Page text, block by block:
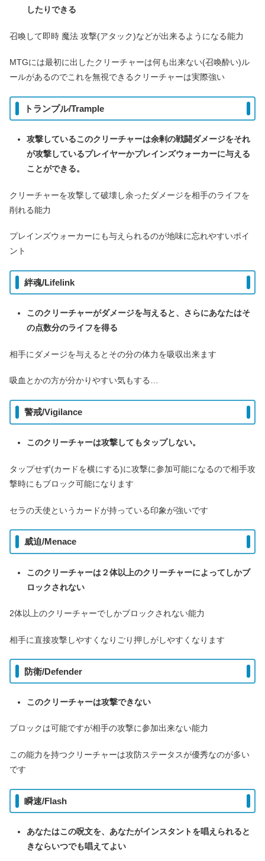
したりできる
召喚して即時 魔法 攻撃(アタック)などが出来るようになる能力
MTGには最初に出したクリーチャーは何も出来ない(召喚酔い)ル
ールがあるのでこれを無視できるクリーチャーは実際強い
トランプル/Trample
攻撃しているこのクリーチャーは余剰の戦闘ダメージをそれ
が攻撃しているプレイヤーかプレインズウォーカーに与える
ことができる。
クリーチャーを攻撃して破壊し余ったダメージを相手のライフを
削れる能力
プレインズウォーカーにも与えられるのが地味に忘れやすいポイ
ント
絆魂/Lifelink
このクリーチャーがダメージを与えると、さらにあなたはそ
の点数分のライフを得る
相手にダメージを与えるとその分の体力を吸収出来ます
吸血とかの方が分かりやすい気もする…
警戒/Vigilance
このクリーチャーは攻撃してもタップしない。
タップせず(カードを横にする)に攻撃に参加可能になるので相手攻
撃時にもブロック可能になります
セラの天使というカードが持っている印象が強いです
威迫/Menace
このクリーチャーは２体以上のクリーチャーによってしかブ
ロックされない
2体以上のクリーチャーでしかブロックされない能力
相手に直接攻撃しやすくなりごり押しがしやすくなります
防衛/Defender
このクリーチャーは攻撃できない
ブロックは可能ですが相手の攻撃に参加出来ない能力
この能力を持つクリーチャーは攻防ステータスが優秀なのが多い
です
瞬速/Flash
あなたはこの呪文を、あなたがインスタントを唱えられると
きならいつでも唱えてよい